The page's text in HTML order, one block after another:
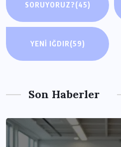
SORUYORUZ?(45)
YENI IĞDIR(59)
Son Haberler